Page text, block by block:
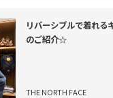
リバーシブルで着れる
のご紹介☆
THE NORTH FACE